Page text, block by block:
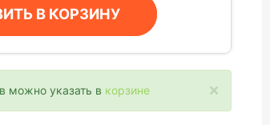
В КОРЗИНУ
×
можно указать в корзине